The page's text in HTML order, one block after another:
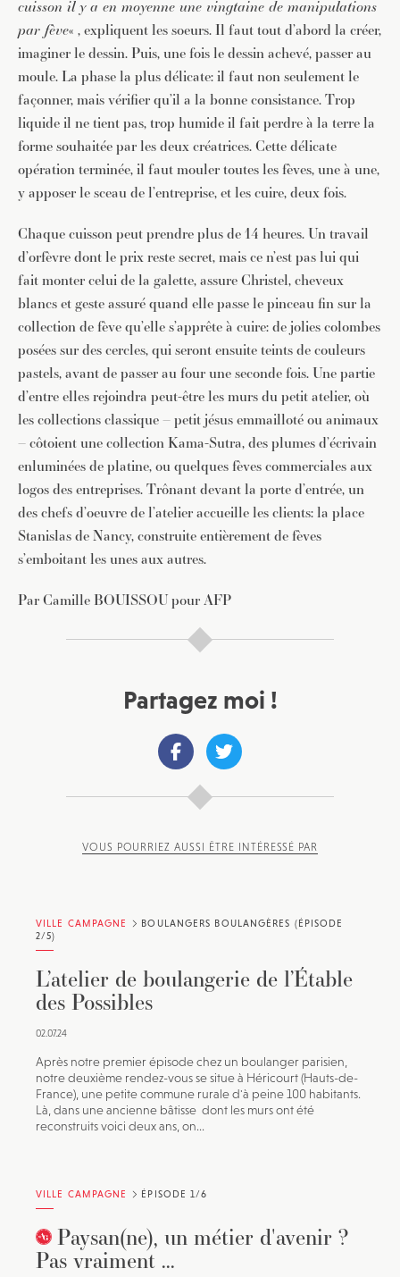
cuisson il y a en moyenne une vingtaine de manipulations
par fève« , expliquent les soeurs. Il faut tout d’abord la créer,
imaginer le dessin. Puis, une fois le dessin achevé, passer au
moule. La phase la plus délicate: il faut non seulement le
façonner, mais vérifier qu’il a la bonne consistance. Trop
liquide il ne tient pas, trop humide il fait perdre à la terre la
forme souhaitée par les deux créatrices. Cette délicate
opération terminée, il faut mouler toutes les fèves, une à une,
y apposer le sceau de l’entreprise, et les cuire, deux fois.
Chaque cuisson peut prendre plus de 14 heures. Un travail
d’orfèvre dont le prix reste secret, mais ce n’est pas lui qui
fait monter celui de la galette, assure Christel, cheveux
blancs et geste assuré quand elle passe le pinceau fin sur la
collection de fève qu’elle s’apprête à cuire: de jolies colombes
posées sur des cercles, qui seront ensuite teints de couleurs
pastels, avant de passer au four une seconde fois. Une partie
d’entre elles rejoindra peut-être les murs du petit atelier, où
les collections classique – petit jésus emmailloté ou animaux
– côtoient une collection Kama-Sutra, des plumes d’écrivain
enluminées de platine, ou quelques fèves commerciales aux
logos des entreprises. Trônant devant la porte d’entrée, un
des chefs d’oeuvre de l’atelier accueille les clients: la place
Stanislas de Nancy, construite entièrement de fèves
s’emboitant les unes aux autres.
Par Camille BOUISSOU pour AFP
Partagez moi !
VOUS POURRIEZ AUSSI ÊTRE INTÉRESSÉ PAR
VILLE CAMPAGNE
BOULANGERS BOULANGÈRES (ÉPISODE
2/5)
L’atelier de boulangerie de l’Étable
des Possibles
02.07.24
Après notre premier épisode chez un boulanger parisien,
notre deuxième rendez-vous se situe à Héricourt (Hauts-de-
France), une petite commune rurale d'à peine 100 habitants.
Là, dans une ancienne bâtisse dont les murs ont été
reconstruits voici deux ans, on...
VILLE CAMPAGNE ÉPISODE 1/6
Paysan(ne), un métier d'avenir ?
Pas vraiment ...
JE M'INSCRIS À LA NEWSLETTER
Pour recevoir toutes les deux semaines notre lettre
d’info avec une sélection d’articles …